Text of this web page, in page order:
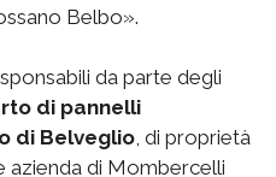
Belbo».
da parte degli
di pannelli
di Belveglio , di proprietà
azienda di Mombercelli